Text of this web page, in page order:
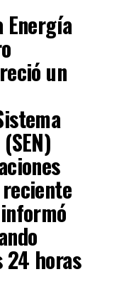
un
24 horas